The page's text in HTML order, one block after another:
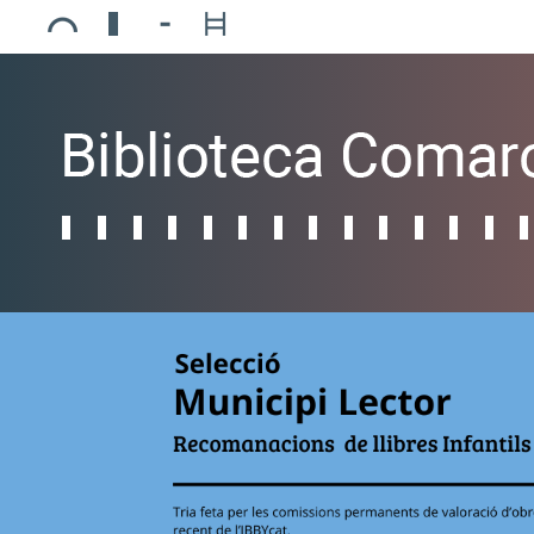
Ajuntament de Mollerussa
Biblioteca Comarcal Jaume Vila
Piscines de Mollerussa